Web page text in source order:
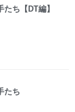
ち【DT編】
たち